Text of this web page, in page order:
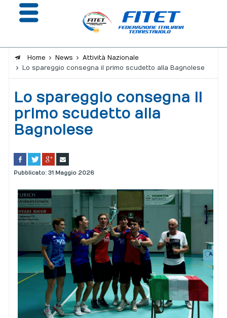
La Federazione
Affiliazione e Tesseramento
Giustizia
Portale risultati
Home News
Attività Nazionale
Lo spareggio consegna il primo scudetto alla Bagnolese
Lo spareggio consegna il
primo scudetto alla
Bagnolese
Pubblicato: 31 Maggio 2026